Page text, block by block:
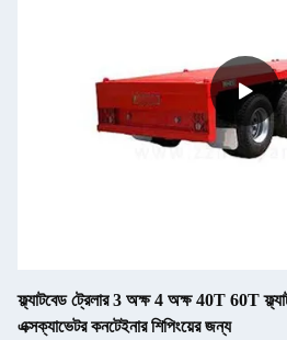
ফ্ল্যাটবেড ট্রেলার 3 অক্ষ 4 অক্ষ 40T 60T
এক্সক্যাভেটর কনটেইনার শিপিংয়ের জন্য